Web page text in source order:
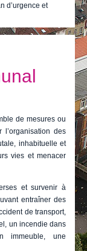
d’urgence et
de mesures ou
des
inhabituelle et
vies et menacer
et survenir à
entraîner des
de transport,
un incendie dans
immeuble, une